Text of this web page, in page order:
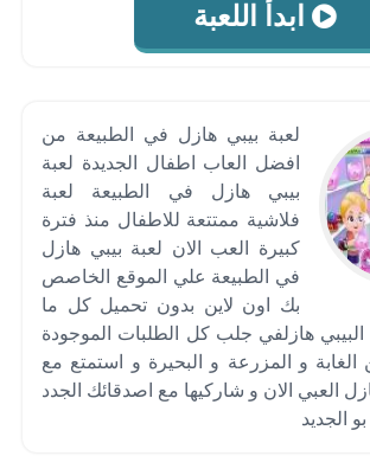
ابدأ اللعبة
لعبة بيبي هازل في الطبيعة من
افضل العاب اطفال الجديدة لعبة
بيبي هازل في الطبيعة لعبة
فلاشية ممتتعة للاطفال منذ فترة
كبيرة العب الان لعبة بيبي هازل
في الطبيعة علي الموقع الخاصص
بك اون لاين بدون تحميل كل ما
هازلفي جلب كل الطلبات الموجودة
الغابة و المزرعة و البحيرة و استمتع مع
العبي الان و شاركيها مع اصدقائك الجدد
الجديد